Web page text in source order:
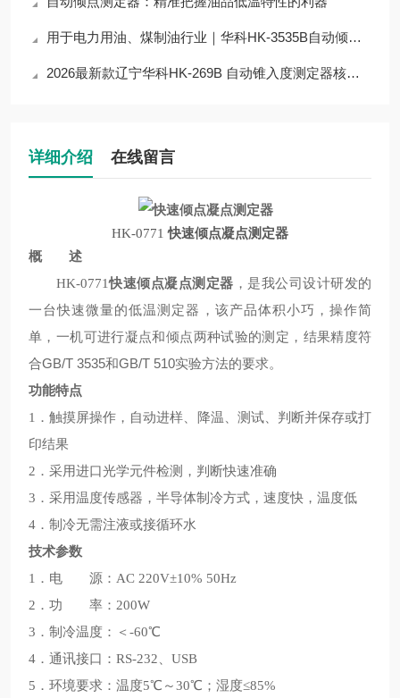
用于电力用油、煤制油行业｜华科HK-3535B自动倾点测定器分析仪技术解析
2026最新款辽宁华科HK-269B 自动锥入度测定器核心技术详解，杜绝检测误差
详细介绍 在线留言
HK-0771快速倾点凝点测定器
概 述
HK-0771快速倾点凝点测定器 ，是我公司设计研发的
一台快速微量的低温测定器，该产品体积小巧，操作简
单，一机可进行凝点和倾点两种试验的测定，结果精度符
合GB/T 3535和GB/T 510实验方法的要求。
功能特点
1．触摸屏操作，自动进样、降温、测试、判断并保存或打
印结果
2．采用进口光学元件检测，判断快速准确
3．采用温度传感器，半导体制冷方式，速度快，温度低
4．制冷无需注液或接循环水
技术参数
1．电 源：AC 220V±10% 50Hz
2．功 率：200W
3．制冷温度：＜-60℃
4．通讯接口：RS-232、USB
5．环境要求：温度5℃～30℃；湿度≤85%